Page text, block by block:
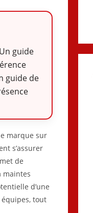
guide
guide de
marque sur
s’assurer
de
maintes
d’une
tout